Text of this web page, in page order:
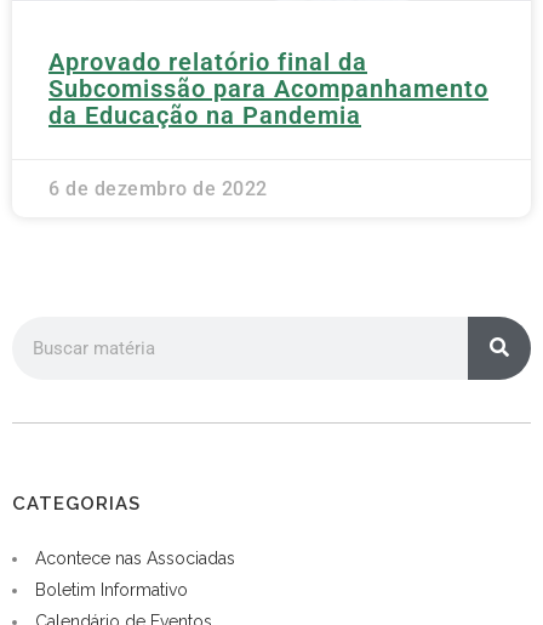
Aprovado relatório final da
Subcomissão para Acompanhamento
da Educação na Pandemia
6 de dezembro de 2022
CATEGORIAS
Acontece nas Associadas
Boletim Informativo
Calendário de Eventos